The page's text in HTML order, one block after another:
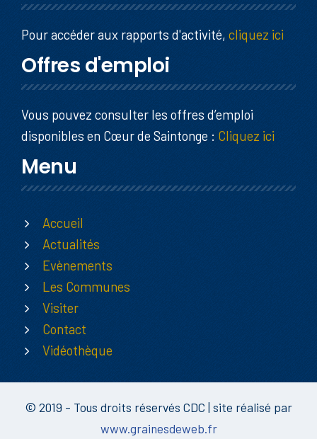
Pour accéder aux rapports d'activité, cliquez ici
Offres d'emploi
Vous pouvez consulter les offres d’emploi
disponibles en Cœur de Saintonge : Cliquez ici
Menu
Accueil
Actualités
Evènements
Les Communes
Visiter
Contact
Vidéothèque
© 2019 - Tous droits réservés CDC | site réalisé par
www.grainesdeweb.fr